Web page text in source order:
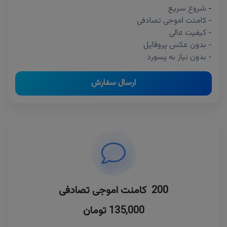
- شروع سریع
- کامنت اموجی تصادفی
- کیفیت عالی
- بدون عکس پروفایل
- بدون نیاز به پسورد
ارسال سفارش
200 کامنت اموجی تصادفی
135,000 تومان